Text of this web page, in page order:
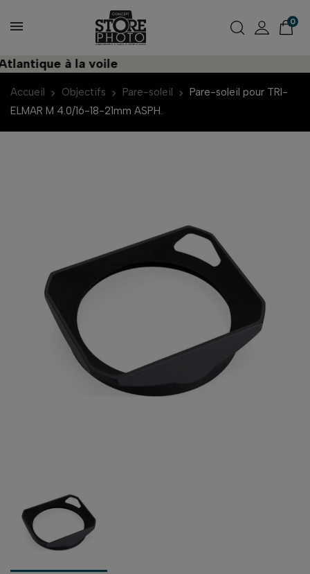
0
à la voile
Accueil Objectifs Pare-soleil
Pare-soleil pour TRI-
ELMAR M 4.0/16-18-21mm ASPH.